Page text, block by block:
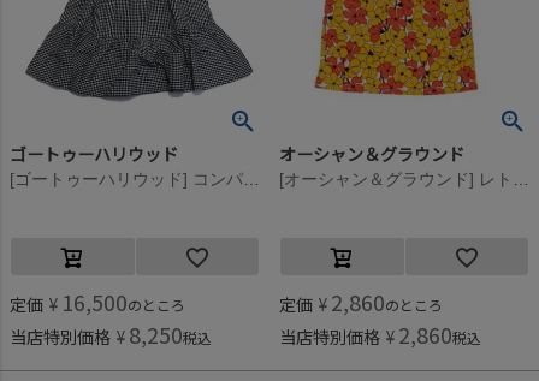
ゴートゥーハリウッド
定価 ¥ 16,500のところ
当店特別価格 ¥ 8,250税込
オーシャン＆グラウンド
定価 ¥ 2,860のところ
当店特別価格 ¥ 2,860税込